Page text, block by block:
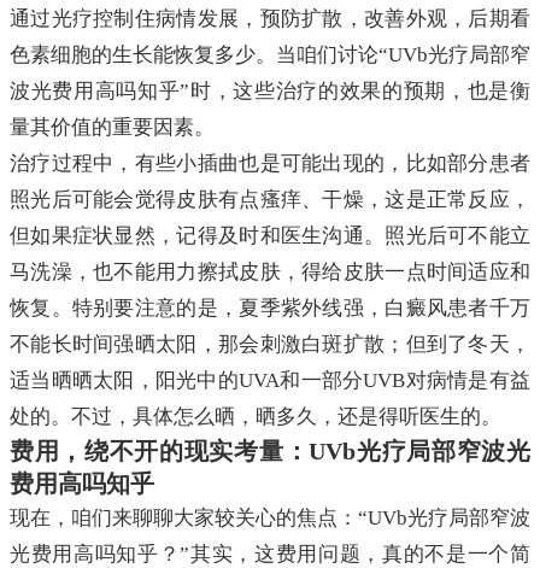
通过光疗控制住病情发展，预防扩散，改善外观，后期看
色素细胞的生长能恢复多少。当咱们讨论“UVb光疗局部窄
波光费用高吗知乎”时，这些治疗的效果的预期，也是衡
量其价值的重要因素。
治疗过程中，有些小插曲也是可能出现的，比如部分患者
照光后可能会觉得皮肤有点瘙痒、干燥，这是正常反应，
但如果症状显然，记得及时和医生沟通。照光后可不能立
马洗澡，也不能用力擦拭皮肤，得给皮肤一点时间适应和
恢复。特别要注意的是，夏季紫外线强，白癜风患者千万
不能长时间强晒太阳，那会刺激白斑扩散；但到了冬天，
适当晒晒太阳，阳光中的UVA和一部分UVB对病情是有益
处的。不过，具体怎么晒，晒多久，还是得听医生的。
费用，绕不开的现实考量：UVb光疗局部窄波光
费用高吗知乎
现在，咱们来聊聊大家较关心的焦点：“UVb光疗局部窄波
光费用高吗知乎？”其实，这费用问题，真的不是一个简